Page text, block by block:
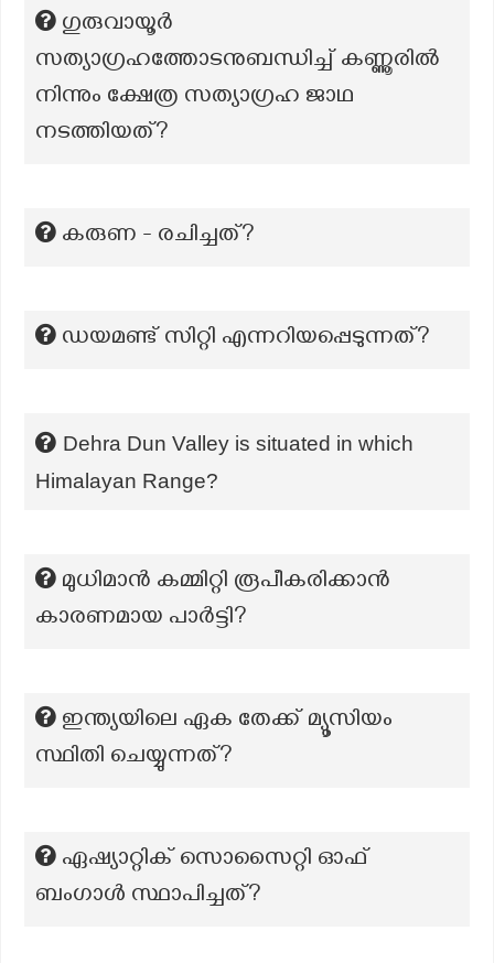
ഗുരുവായൂർ
സത്യാഗ്രഹത്തോടനുബന്ധിച്ച് കണ്ണൂരിൽ
നിന്നും ക്ഷേത്ര സത്യാഗ്രഹ ജാഥ
നടത്തിയത്?
കരുണ - രചിച്ചത്?
ഡയമണ്ട് സിറ്റി എന്നറിയപ്പെടുന്നത്?
Dehra Dun Valley is situated in which
Himalayan Range?
മുധിമാൻ കമ്മിറ്റി രൂപീകരിക്കാൻ
കാരണമായ പാർട്ടി?
ഇന്ത്യയിലെ ഏക തേക്ക് മ്യൂസിയം
സ്ഥിതി ചെയ്യുന്നത്?
ഏഷ്യാറ്റിക് സൊസൈറ്റി ഓഫ്
ബംഗാൾ സ്ഥാപിച്ചത്?